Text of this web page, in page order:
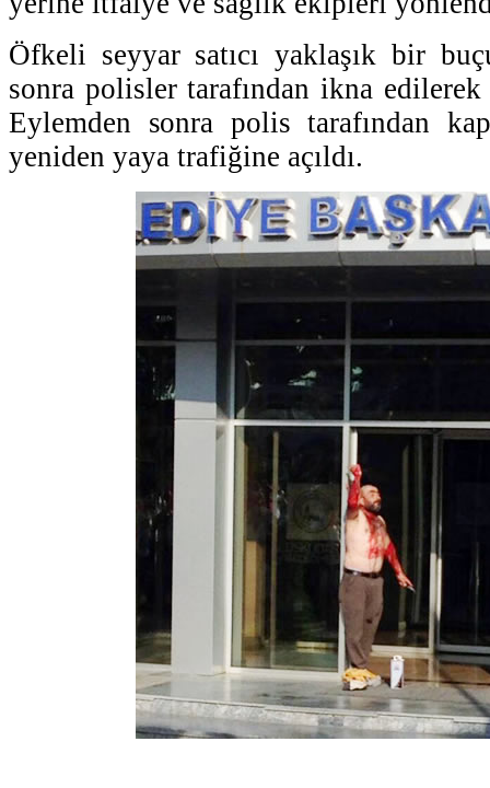
Öfkeli seyyar satıcı yaklaşık bir
sonra polisler tarafından ikna edilerek
Eylemden sonra polis tarafından
yeniden yaya trafiğine açıldı.